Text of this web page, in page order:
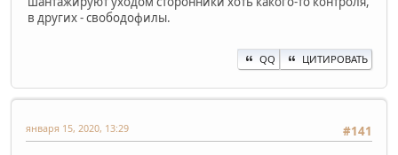
в других - свободофилы.
QQ ЦИТИРОВАТЬ
#141
января 15, 2020, 13:29